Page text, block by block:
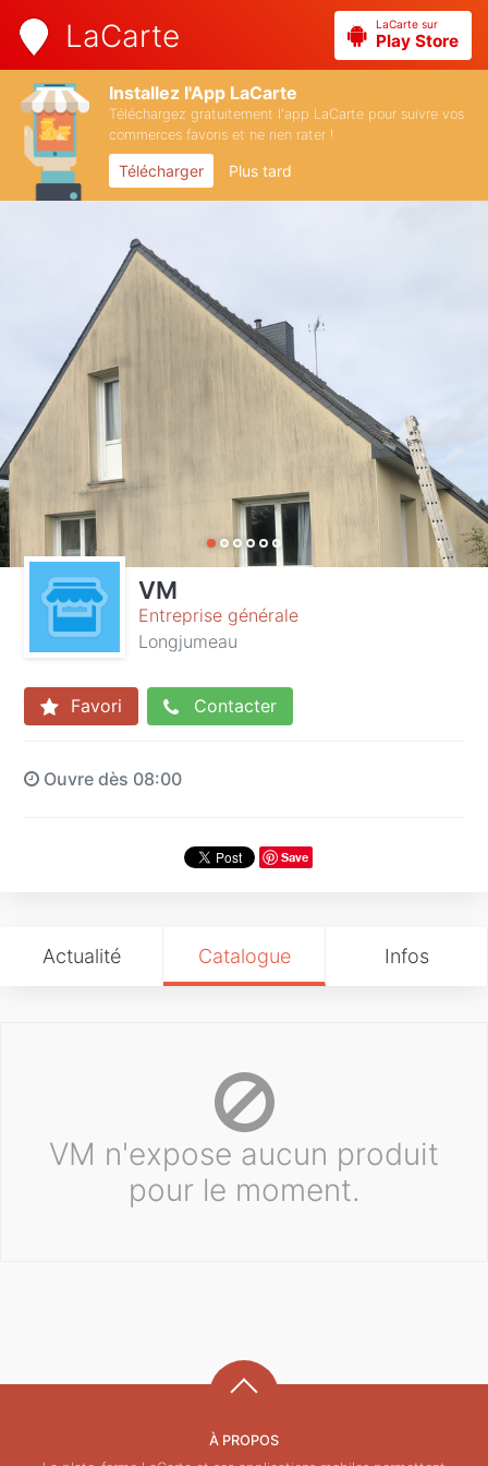
LaCarte LaCarte sur
Play Store
Installez l'App LaCarte
Téléchargez gratuitement l'app LaCarte pour suivre vos
commerces favoris et ne rien rater !
Télécharger Plus tard
VM
Entreprise générale
Longjumeau
Favori Contacter
Ouvre dès 08:00
Save
Actualité Catalogue Infos
VM n'expose aucun produit
pour le moment.
À PROPOS